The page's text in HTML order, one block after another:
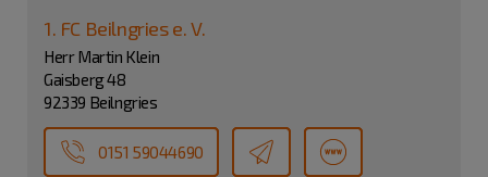
1. FC Beilngries e. V.
Herr Martin Klein
Gaisberg 48
92339 Beilngries
0151 59044690